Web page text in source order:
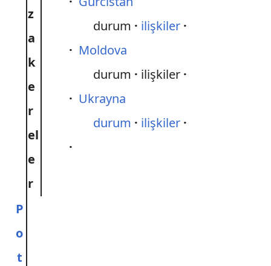
z
a
k
e
r
el
e
r
durum
ilişkiler
Moldova
durum
ilişkiler
Ukrayna
durum
ilişkiler
P
o
t